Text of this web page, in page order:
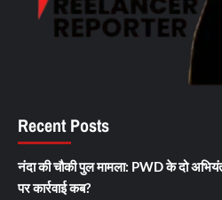
Recent Posts
नंदा की चौकी पुल मामला: PWD के दो
पर कार्रवाई कब?